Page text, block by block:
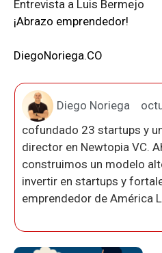
Entrevista a Luis Bermejo
¡Abrazo emprendedor!
DiegoNoriega.CO
Diego Noriega
cofundado 23 startups y
director en Newtopia VC.
construimos un modelo
invertir en startups y
emprendedor de América